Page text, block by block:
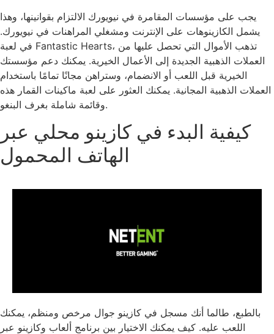
يجب على مؤسسات المقامرة في نيويورك الالتزام بقوانينها، وهذا
يشمل الكازينوهات على الإنترنت ومشغلي المراهنات في نيويورك.
في لعبة Fantastic Hearts، تذهب الأموال التي تحصل عليها من
العملات الذهبية الجديدة إلى الأعمال الخيرية. يمكنك دعم مؤسستك
الخيرية قبل اللعب أو الانضمام، وستراهن مجانًا تمامًا باستخدام
العملات الذهبية المجانية. يمكنك العثور على لعبة ماكينات القمار هذه
وقائمة شاملة بغرف البنغو.
كيفية البدء في كازينو محلي عبر
الهاتف المحمول
بالطبع، طالما أنك مسجل في كازينو جوال مرخص ومنظم، يمكنك
اللعب عليه. كيف يمكنك الاختيار بين برنامج ألعاب وكازينو عبر